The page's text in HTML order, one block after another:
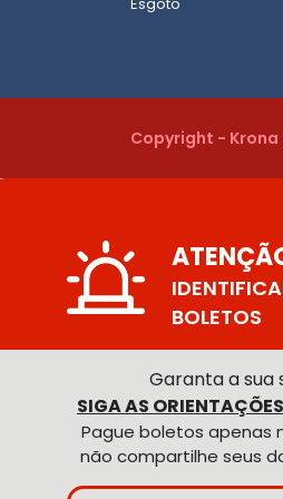
Copyright - Krona
BOLETOS
Garanta a sua
SIGA AS
Pague boletos apenas
não compartilhe seus